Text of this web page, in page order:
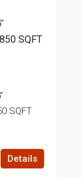
SQFT
Details